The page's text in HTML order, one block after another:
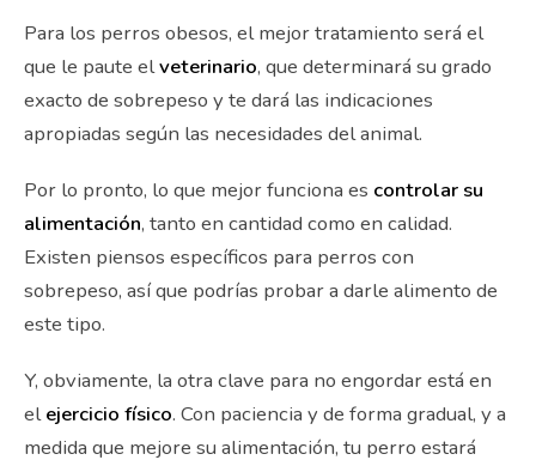
Para los perros obesos, el mejor tratamiento será el
que le paute elveterinario, que determinará su grado
exacto de sobrepeso y te dará las indicaciones
apropiadas según las necesidades del animal.
Por lo pronto, lo que mejor funciona es controlar su
alimentación, tanto en cantidad como en calidad.
Existen piensos específicos para perros con
sobrepeso, así que podrías probar a darle alimento de
este tipo.
Y, obviamente, la otra clave para no engordar está en
elejercicio físico. Con paciencia y de forma gradual, y a
medida que mejore su alimentación, tu perro estará